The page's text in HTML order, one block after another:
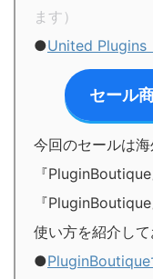
ます）
●United Plugins
セール
今回のセールは
『
『
使い方を紹介して
●